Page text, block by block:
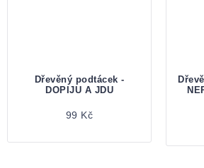
Dřevěný podtácek -
DOPIJU A JDU
99 Kč